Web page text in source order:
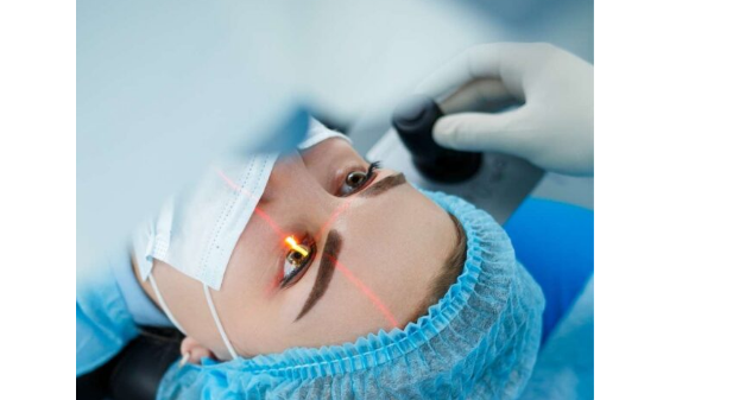
pantallas y
vida activa.